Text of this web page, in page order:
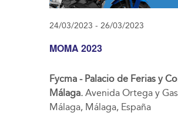
MOMA 2023
24/03/2023 - 26/03/2023
Fycma - Palacio de Ferias y
Málaga. Avenida Ortega y
Málaga, Málaga, España